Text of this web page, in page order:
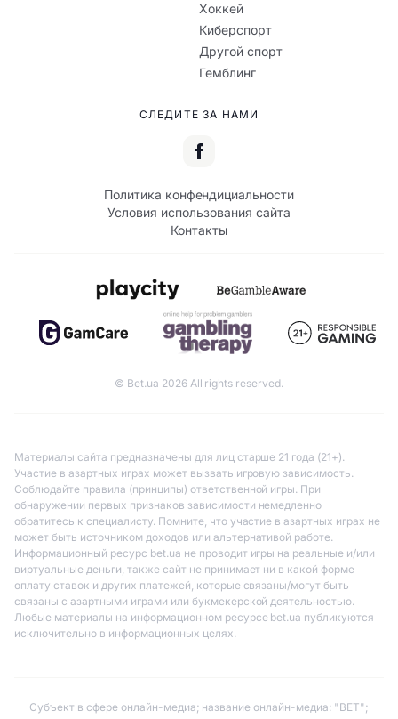
Хоккей
Киберспорт
Другой спорт
Гемблинг
СЛЕДИТЕ ЗА НАМИ
Политика конфендициальности
Условия использования сайта
Контакты
© Bet.ua 2026 All rights reserved.
Материалы сайта предназначены для лиц старше 21 года (21+).
Участие в азартных играх может вызвать игровую зависимость.
Соблюдайте правила (принципы) ответственной игры. При
обнаружении первых признаков зависимости немедленно
обратитесь к специалисту. Помните, что участие в азартных играх не
может быть источником доходов или альтернативой работе.
Информационный ресурс bet.ua не проводит игры на реальные и/или
виртуальные деньги, также сайт не принимает ни в какой форме
оплату ставок и других платежей, которые связаны/могут быть
связаны с азартными играми или букмекерской деятельностью.
Любые материалы на информационном ресурсе bet.ua публикуются
исключительно в информационных целях.
Субъект в сфере онлайн-медиа; название онлайн-медиа: "BET";